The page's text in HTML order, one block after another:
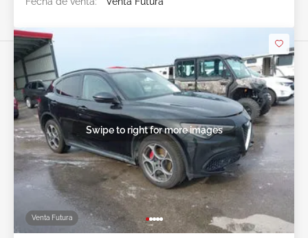
Venta Futura
Swipe to right for more images